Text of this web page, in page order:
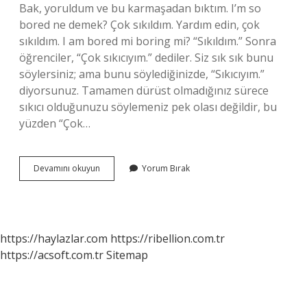
Bak, yoruldum ve bu karmaşadan bıktım. I’m so
bored ne demek? Çok sıkıldım. Yardım edin, çok
sıkıldım. I am bored mi boring mi? “Sıkıldım.” Sonra
öğrenciler, “Çok sıkıcıyım.” dediler. Siz sık sık bunu
söylersiniz; ama bunu söylediğinizde, “Sıkıcıyım.”
diyorsunuz. Tamamen dürüst olmadığınız sürece
sıkıcı olduğunuzu söylemeniz pek olası değildir, bu
yüzden “Çok…
Devamını okuyun
Boring
Yorum Bırak
https://haylazlar.com https://ribellion.com.tr
https://acsoft.com.trSitemap